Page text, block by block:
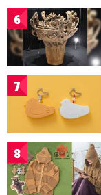
6
7
8